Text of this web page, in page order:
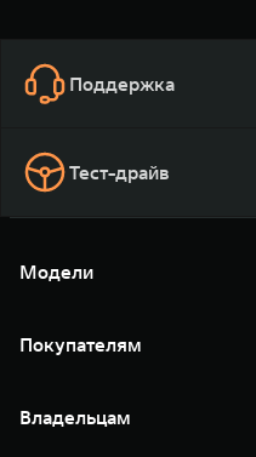
Поддержка
Тест-драйв
Модели
TANK 400
TANK 500
Покупателям
Тест-драйв
TANK Финансы
Владельцам